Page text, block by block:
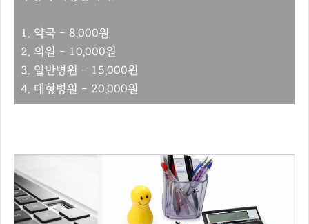
1. 약국 - 8,000원
2. 의원 - 10,000원
3. 일반병원 - 15,000원
4. 대형병원 - 20,000원